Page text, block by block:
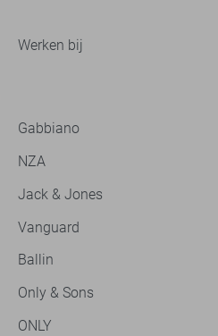
Werken bij
Gabbiano
NZA
Jack & Jones
Vanguard
Ballin
Only & Sons
ONLY